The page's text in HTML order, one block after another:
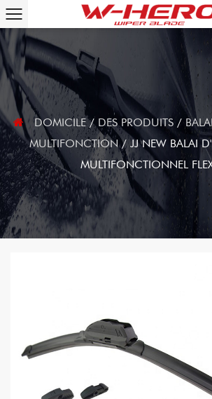
DOMICILE/ DES PRODUITS /
MULTIFONCTION/JJ NEW BALAI
MULTIFONCTIONNEL